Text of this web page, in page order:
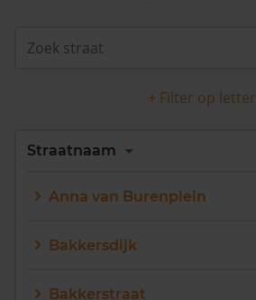
+ Filter op letter
Alles
M
Q
R
Straatnaam
Anna van Burenplein
Bakkersdijk
Bakkerstraat